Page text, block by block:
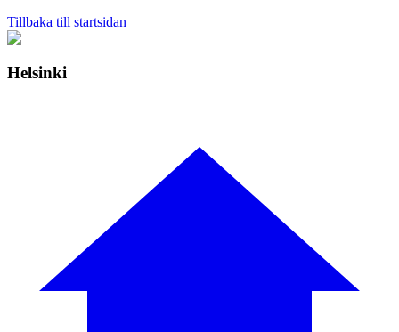
Tillbaka till startsidan
Helsinki